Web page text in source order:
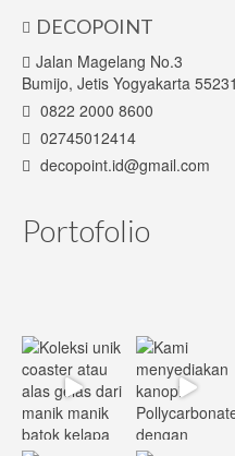
DECOPOINT
Jalan Magelang No.3
Bumijo, Jetis Yogyakarta 55231
0822 2000 8600
02745012414
decopoint.id@gmail.com
Portofolio